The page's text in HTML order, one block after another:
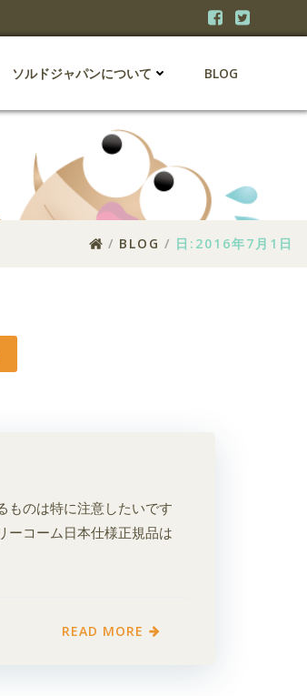
ソルドジャパンについて BLOG
BLOG 日: 2016年7月1日
のは特に注意したいです
コーム日本仕様正規品は
READ MORE